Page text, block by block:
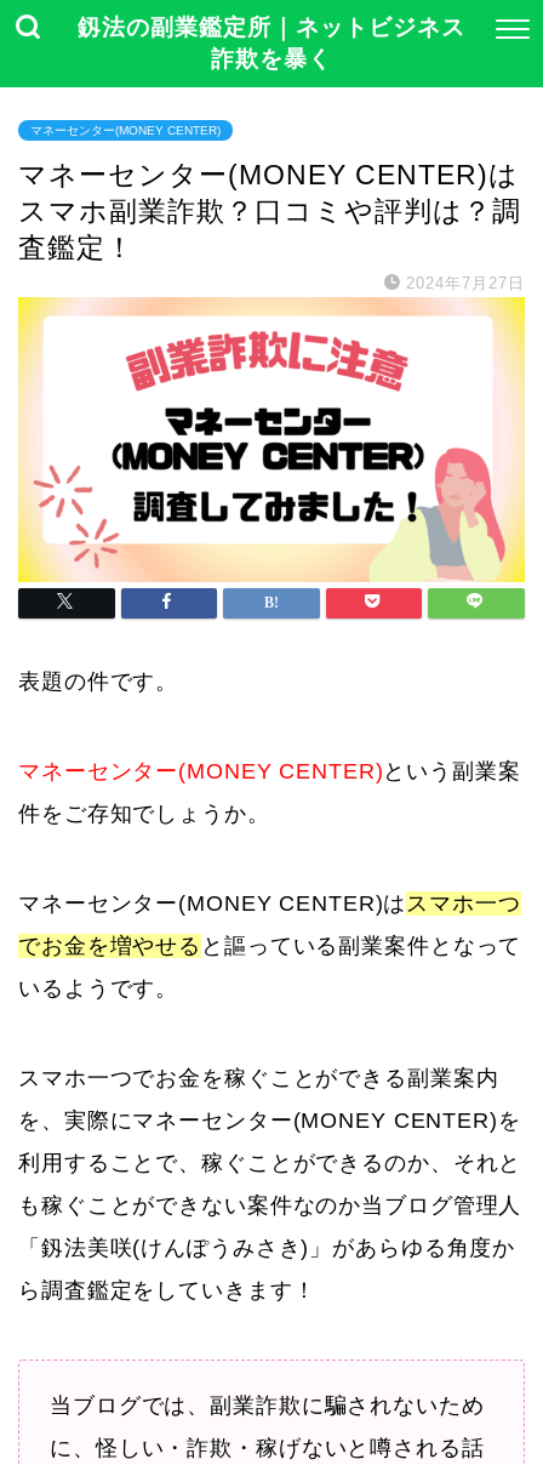
釼法の副業鑑定所｜ネットビジネス
詐欺を暴く
マネーセンター(MONEY CENTER)
マネーセンター(MONEY CENTER)は
スマホ副業詐欺？口コミや評判は？調
査鑑定！
2024年7月27日
表題の件です。
マネーセンター(MONEY CENTER) という副業案
件をご存知でしょうか。
マネーセンター(MONEY CENTER)はスマホ一つ
でお金を増やせる と謳っている副業案件となって
いるようです。
スマホ一つでお金を稼ぐことができる副業案内
を、実際にマネーセンター(MONEY CENTER)を
利用することで、稼ぐことができるのか、それと
も稼ぐことができない案件なのか当ブログ管理人
「釼法美咲(けんぽうみさき)」があらゆる角度か
ら調査鑑定をしていきます！
当ブログでは、副業詐欺に騙されないため
に、怪しい・詐欺・稼げないと噂される話